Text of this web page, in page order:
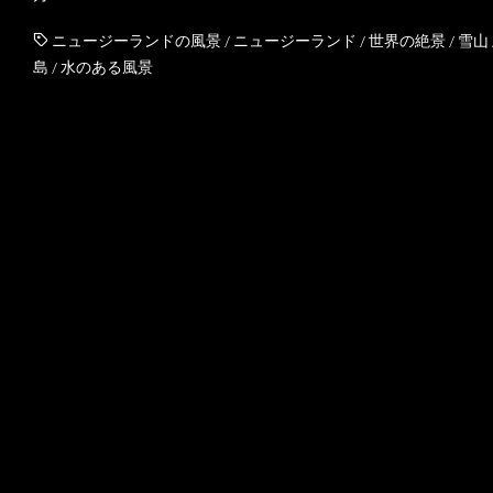
ニュージーランドの風景/ ニュージーランド /世界の絶景/ 雪山
島 /水のある風景